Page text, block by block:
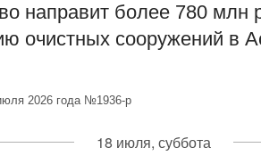
направит более 780 млн
очистных сооружений в
2026 года №1936-р
18 июля, суббота